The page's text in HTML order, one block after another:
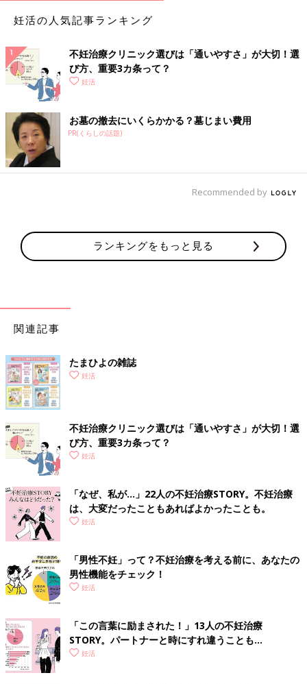
妊活の人気記事ランキング
不妊治療クリニック選びは「通いやすさ」が大切！選
び方、重要3カ条って？
妊活
お墓の撤去にいくらかかる？墓じまい費用
PR(くらしの話題)
Recommended by
ランキングをもっと見る
関連記事
たまひよの雑誌
妊活
不妊治療クリニック選びは「通いやすさ」が大切！選
び方、重要3カ条って？
妊活
「なぜ、私が…」22人の不妊治療STORY。不妊治療
は、大変だったこともあればよかったことも。
妊活
「男性不妊」って？不妊治療を考える前に、あなたの
男性機能をチェック！
妊活
「この言葉に励まされた！」13人の不妊治療
STORY。パートナーと時にすれ違うことも…
妊活